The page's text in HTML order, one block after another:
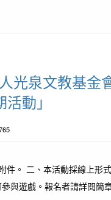
光泉文教基金
動」
件。 二、本活動採線上形
與遊戲。報名者請詳閱簡